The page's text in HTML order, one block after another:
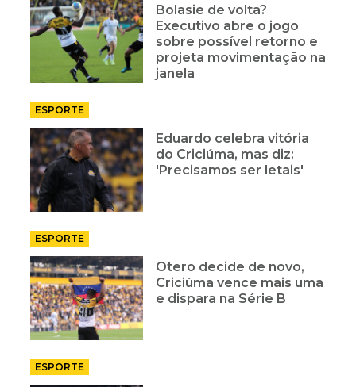
Bolasie de volta?
Executivo abre o jogo
sobre possível retorno e
projeta movimentação na
janela
ESPORTE
Eduardo celebra vitória
do Criciúma, mas diz:
'Precisamos ser letais'
ESPORTE
Otero decide de novo,
Criciúma vence mais uma
e dispara na Série B
ESPORTE